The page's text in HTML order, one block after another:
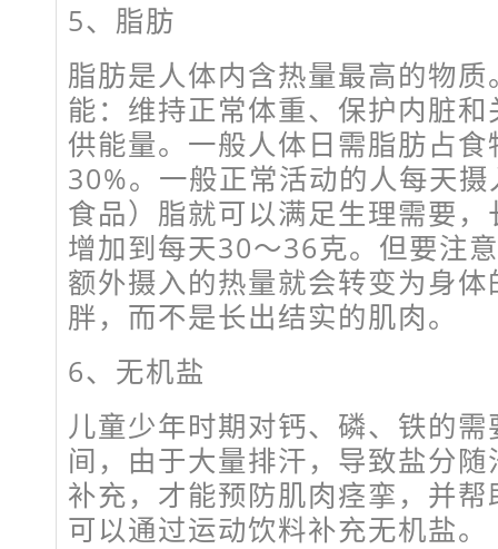
5、脂肪
脂肪是人体内含热量最高的物
能：维持正常体重、保护内脏
供能量。一般人体日需脂肪占
30%。一般正常活动的人每天
食品）脂就可以满足生理需要
增加到每天30～36克。但要注
额外摄入的热量就会转变为身
胖，而不是长出结实的肌肉。
6、无机盐
儿童少年时期对钙、磷、铁的
间，由于大量排汗，导致盐分
补充，才能预防肌肉痉挛，并
可以通过运动饮料补充无机盐。